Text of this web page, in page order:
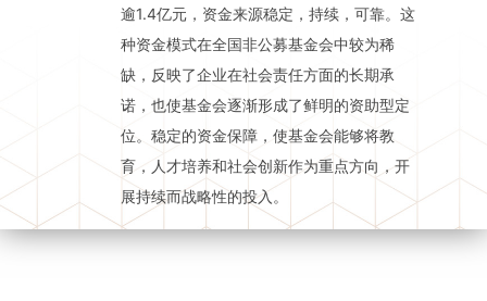
逾1.4亿元，资金来源稳定，持续，可靠。这
种资金模式在全国非公募基金会中较为稀
缺，反映了企业在社会责任方面的长期承
诺，也使基金会逐渐形成了鲜明的资助型定
位。稳定的资金保障，使基金会能够将教
育，人才培养和社会创新作为重点方向，开
展持续而战略性的投入。